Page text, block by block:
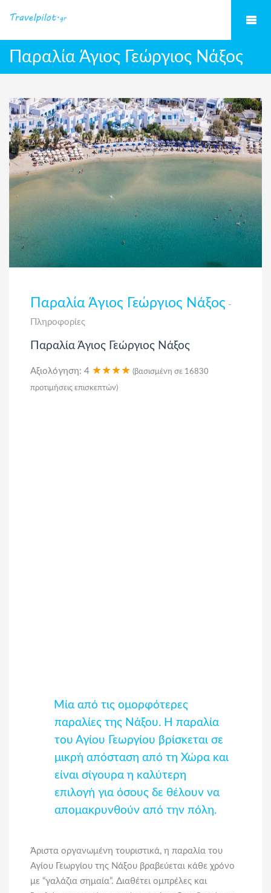
Παραλία Άγιος Γεώργιος Νάξος
Παραλία Άγιος Γεώργιος Νάξος -
Πληροφορίες
Παραλία Άγιος Γεώργιος Νάξος
Αξιολόγηση: 4 ★★★★ (βασισμένη σε 16830
προτιμήσεις επισκεπτών)
Μία από τις ομορφότερες
παραλίες της Νάξου. Η παραλία
του Αγίου Γεωργίου βρίσκεται σε
μικρή απόσταση από τη Χώρα και
είναι σίγουρα η καλύτερη
επιλογή για όσους δε θέλουν να
απομακρυνθούν από την πόλη.
Άριστα οργανωμένη τουριστικά, η παραλία του
Αγίου Γεωργίου της Νάξου βραβεύεται κάθε χρόνο
με “γαλάζια σημαία”. Διαθέτει ομπρέλες και